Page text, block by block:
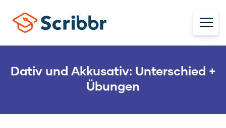
Dativ und Akkusativ: Unterschied +
Übungen